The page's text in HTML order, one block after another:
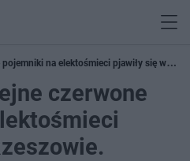
pojemniki na elektośmieci pjawiły się w
czerwone